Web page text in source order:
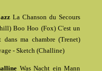
La Chanson du Secours
Boo Hoo (Fox) C'est un
ma chambre (Trenet)
- Sketch (Challine)
Was Nacht ein Mann